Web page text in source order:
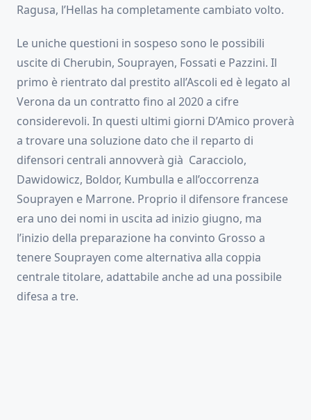
Ragusa, l’Hellas ha completamente cambiato volto.
Le uniche questioni in sospeso sono le possibili
uscite di Cherubin, Souprayen, Fossati e Pazzini. Il
primo è rientrato dal prestito all’Ascoli ed è legato al
Verona da un contratto fino al 2020 a cifre
considerevoli. In questi ultimi giorni D’Amico proverà
a trovare una soluzione dato che il reparto di
difensori centrali annovverà già Caracciolo,
Dawidowicz, Boldor, Kumbulla e all’occorrenza
Souprayen e Marrone. Proprio il difensore francese
era uno dei nomi in uscita ad inizio giugno, ma
l’inizio della preparazione ha convinto Grosso a
tenere Souprayen come alternativa alla coppia
centrale titolare, adattabile anche ad una possibile
difesa a tre.